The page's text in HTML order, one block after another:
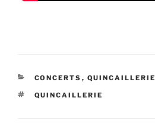
CATÉGORIES
CONCERTS , QUINCAILLERIE
ÉTIQUETTES
QUINCAILLERIE